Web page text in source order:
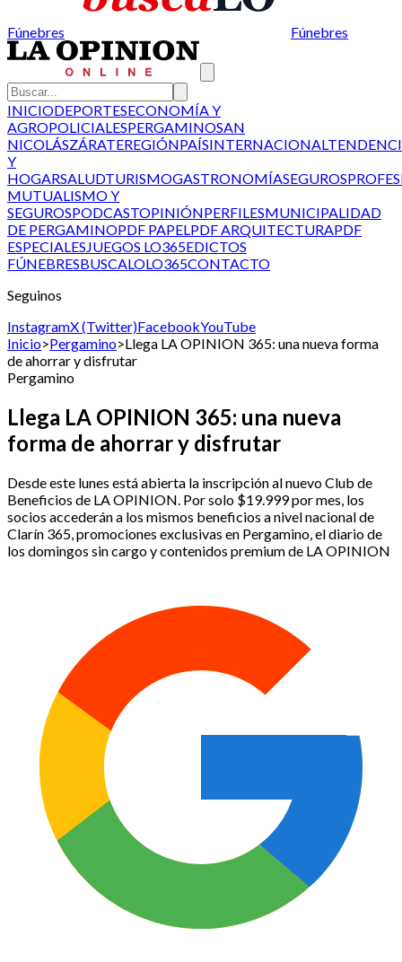
Fúnebres Fúnebres
INICIODEPORTESECONOMÍA Y
AGROPOLICIALESPERGAMINOSAN
NICOLÁSZÁRATEREGIÓNPAÍSINTERNACIONAL
Y
HOGARSALUDTURISMOGASTRONOMÍASEGUROS
MUTUALISMO Y
SEGUROSPODCASTOPINIÓNPERFILESMUNICIPALIDAD
DE PERGAMINOPDF PAPELPDF ARQUITECTURAPDF
ESPECIALESJUEGOS LO365EDICTOS
FÚNEBRESBUSCALOLO365CONTACTO
Seguinos
InstagramX (Twitter)FacebookYouTube
Inicio>Pergamino>Llega LA OPINION 365: una nueva forma
de ahorrar y disfrutar
Pergamino
Llega LA OPINION 365: una nueva
forma de ahorrar y disfrutar
Desde este lunes está abierta la inscripción al nuevo Club de
Beneficios de LA OPINION. Por solo $19.999 por mes, los
socios accederán a los mismos beneficios a nivel nacional de
Clarín 365, promociones exclusivas en Pergamino, el diario de
los domingos sin cargo y contenidos premium de LA OPINION